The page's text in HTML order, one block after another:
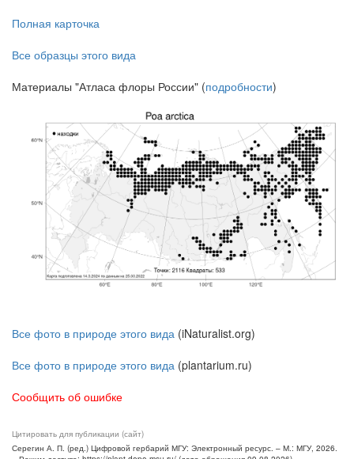
Полная карточка
Все образцы этого вида
Материалы "Атласа флоры России" (подробности)
Все фото в природе этого вида (iNaturalist.org)
Все фото в природе этого вида (plantarium.ru)
Сообщить об ошибке
Цитировать для публикации (сайт)
Серегин А. П. (ред.) Цифровой гербарий МГУ: Электронный ресурс. – М.: МГУ, 2026.